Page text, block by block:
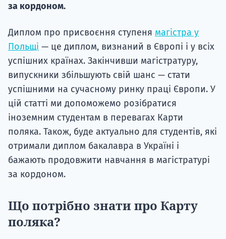
за кордоном.
Диплом про присвоєння ступеня магістра у
Польщі — це диплом, визнаний в Європі і у всіх
успішних країнах. Закінчивши магістратуру,
випускники збільшують свій шанс — стати
успішними на сучасному ринку праці Європи. У
цій статті ми допоможемо розібратися
іноземним студентам в перевагах Карти
поляка. Також, буде актуально для студентів, які
отримали диплом бакалавра в Україні і
бажають продовжити навчання в магістратурі
за кордоном.
Що потрібно знати про Карту
поляка?